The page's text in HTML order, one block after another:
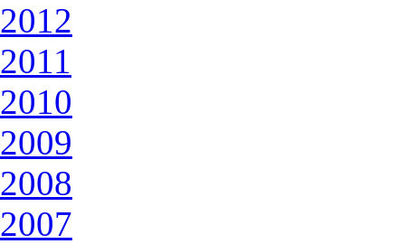
2012
2011
2010
2009
2008
2007